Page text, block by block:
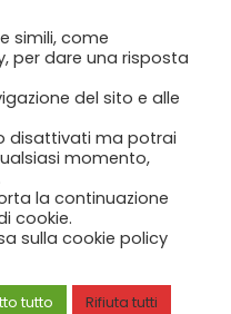
simili, come
per dare una risposta
del sito e alle
disattivati ma potrai
momento,
la continuazione
cookie.
sulla cookie policy
tutto Rifiuta tutti